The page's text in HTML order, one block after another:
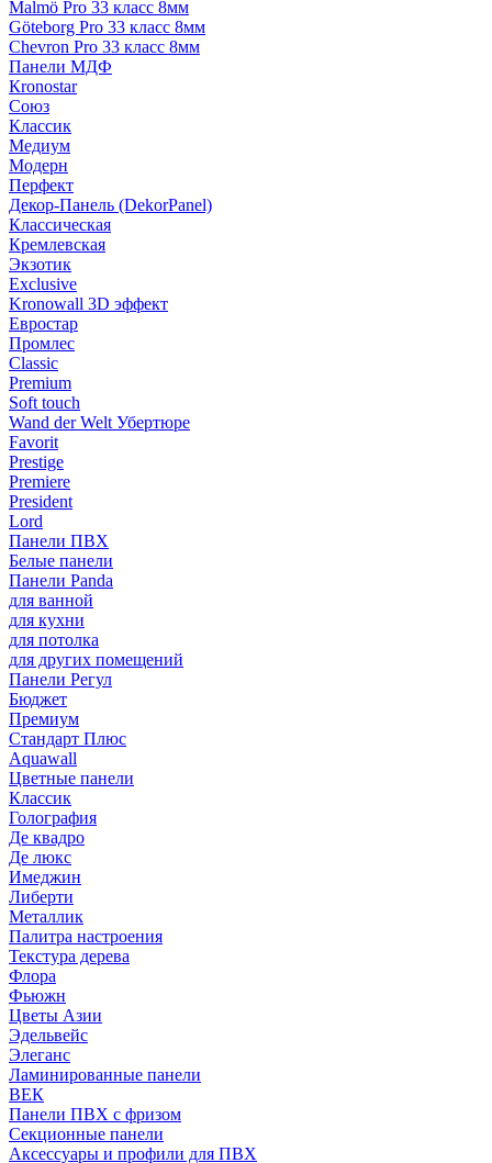
Malmö Pro 33 класс 8мм
Göteborg Pro 33 класс 8мм
Chevron Pro 33 класс 8мм
Панели МДФ
Кronostar
Союз
Классик
Медиум
Модерн
Перфект
Декор-Панель (DekorPanel)
Классическая
Кремлевская
Экзотик
Exclusive
Kronowall 3D эффект
Евростар
Промлес
Classic
Premium
Soft touch
Wand der Welt Убертюре
Favorit
Prestige
Premiere
President
Lord
Панели ПВХ
Белые панели
Панели Panda
для ванной
для кухни
для потолка
для других помещений
Панели Регул
Бюджет
Премиум
Стандарт Плюс
Aquawall
Цветные панели
Классик
Голография
Де квадро
Де люкс
Имеджин
Либерти
Металлик
Палитра настроения
Текстура дерева
Флора
Фьюжн
Цветы Азии
Эдельвейс
Элеганс
Ламинированные панели
ВЕК
Панели ПВХ с фризом
Секционные панели
Аксессуары и профили для ПВХ